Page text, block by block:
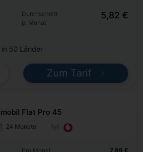
Durchschnitt
p. Monat
5,82 €
50 Länder
Zum Tarif
Flat Pro 45
24 Monate
Pro Monat
7,99 €